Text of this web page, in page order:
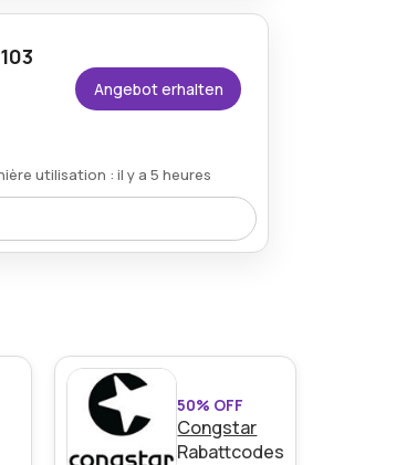
Angebot erhalten
utilisation : il y a 5 heures
und bietet heute
50% OFF
Congstar
Rabattcodes